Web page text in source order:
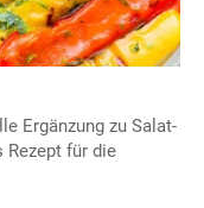
Ergänzung zu Salat-
Rezept für die